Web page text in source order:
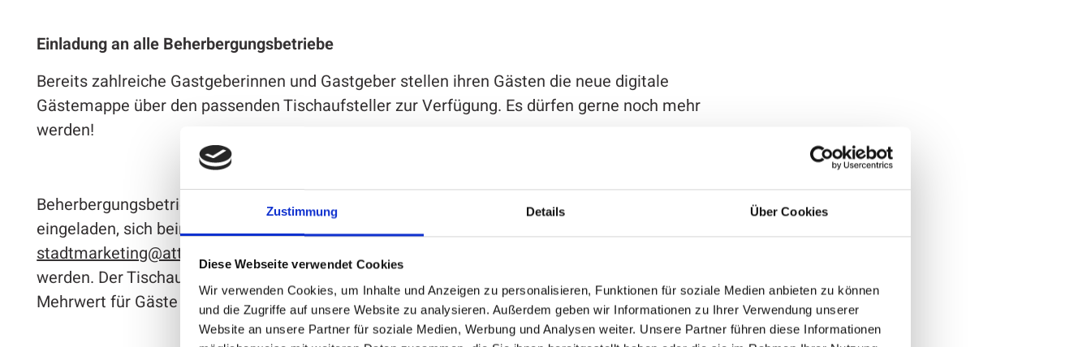
Zustimmung Details Über Cookies
Diese Webseite verwendet Cookies
Wir verwenden Cookies, um Inhalte und Anzeigen zu personalisieren, Funktionen für soziale Medien anbieten zu können
und die Zugriffe auf unsere Website zu analysieren. Außerdem geben wir Informationen zu Ihrer Verwendung unserer
Website an unsere Partner für soziale Medien, Werbung und Analysen weiter. Unsere Partner führen diese Informationen
Einladung an alle Beherbergungsbetriebe
Bereits zahlreiche Gastgeberinnen und Gastgeber stellen ihren Gästen die neue digitale
Gästemappe über den passenden Tischaufsteller zur Verfügung. Es dürfen gerne noch mehr
werden!
Beherbergungsbetriebe, die bisher noch keinen Tischaufsteller nutzen, sind herzlich
eingeladen, sich beim Stadtmarketing der Hansestadt Attendorn per E-Mail an
stadtmarketing@attendorn.org
zu melden und Teil des modernen Informationsangebots zu
werden. Der Tischaufsteller wird kostenfrei zur Verfügung gestellt und bietet einen echten
Mehrwert für Gäste ohne Aufwand, ohne Papier, aber mit maximalem Service.